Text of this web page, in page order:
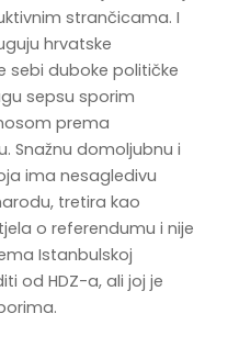
strančicama. I
hrvatske
sebi duboke političke
sepsu sporim
prema
Snažnu domoljubnu i
ima nesagledivu
tretira kao
o referendumu i nije
Istanbulskoj
od HDZ-a, ali joj je